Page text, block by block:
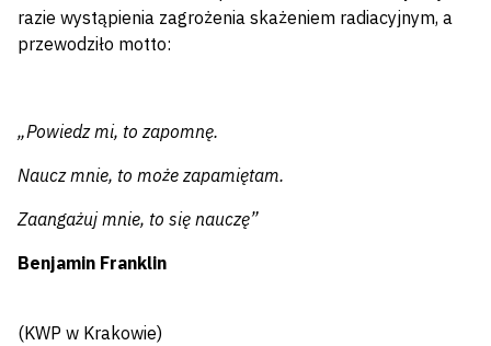
razie wystąpienia zagrożenia skażeniem radiacyjnym, a
przewodziło motto:
„Powiedz mi, to zapomnę.
Naucz mnie, to może zapamiętam.
Zaangażuj mnie, to się nauczę”
Benjamin Franklin
(KWP w Krakowie)